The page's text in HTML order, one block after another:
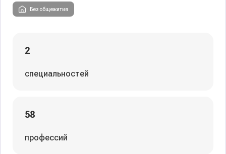
Без общежития
2
специальностей
58
профессий